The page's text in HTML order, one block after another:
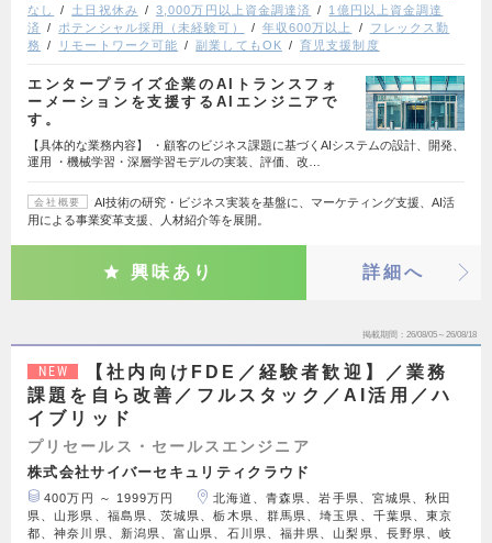
なし
土日祝休み 3,000万円以上資金調達済
1億円以上資金調達
済
ポテンシャル採用（未経験可） 年収600万以上
フレックス勤
務
リモートワーク可能 副業してもOK 育児支援制度
エンタープライズ企業のAIトランスフォ
ーメーションを支援するAIエンジニアで
す。
【具体的な業務内容】 ・顧客のビジネス課題に基づくAIシステムの設計、開発、
運用 ・機械学習・深層学習モデルの実装、評価、改…
会社概要
AI技術の研究・ビジネス実装を基盤に、マーケティング支援、AI活
用による事業変革支援、人材紹介等を展開。
興味あり 詳細へ
掲載期間 26/08/05～26/08/18
NEW
【社内向けFDE／経験者歓迎】／業務
課題を自ら改善／フルスタック／AI活用／ハ
イブリッド
プリセールス・セールスエンジニア
株式会社サイバーセキュリティクラウド
400万円 ～ 1999万円
北海道、青森県、岩手県、宮城県、秋田
県、山形県、福島県、茨城県、栃木県、群馬県、埼玉県、千葉県、東京
都、神奈川県、新潟県、富山県、石川県、福井県、山梨県、長野県、岐